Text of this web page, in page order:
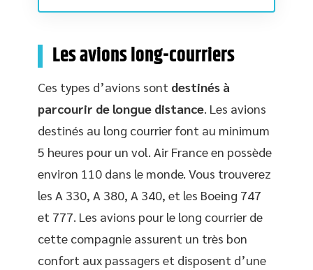
Les avions long-courriers
Ces types d’avions sont destinés à
parcourir de longue distance. Les avions
destinés au long courrier font au minimum
5 heures pour un vol. Air France en possède
environ 110 dans le monde. Vous trouverez
les A 330, A 380, A 340, et les Boeing 747
et 777. Les avions pour le long courrier de
cette compagnie assurent un très bon
confort aux passagers et disposent d’une